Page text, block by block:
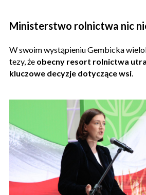
Ministerstwo rolnictwa nic
W swoim wystąpieniu Gembicka
tezy, że obecny resort rolnictwa
kluczowe decyzje dotyczące wsi.